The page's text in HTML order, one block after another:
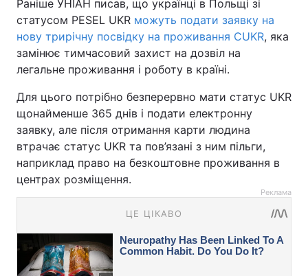
Раніше УНІАН писав, що українці в Польщі зі
статусом PESEL UKR можуть подати заявку на
нову трирічну посвідку на проживання CUKR, яка
замінює тимчасовий захист на дозвіл на
легальне проживання і роботу в країні.
Для цього потрібно безперервно мати статус UKR
щонайменше 365 днів і подати електронну
заявку, але після отримання карти людина
втрачає статус UKR та пов’язані з ним пільги,
наприклад право на безкоштовне проживання в
центрах розміщення.
Реклама